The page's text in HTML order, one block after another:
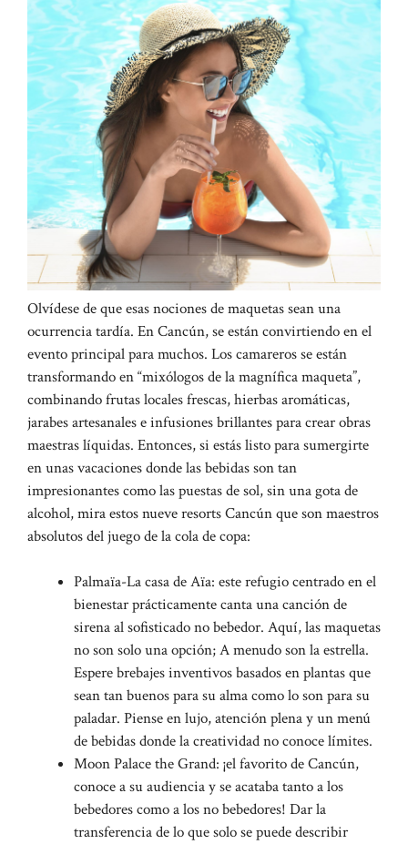
Olvídese de que esas nociones de maquetas sean una
ocurrencia tardía. En Cancún, se están convirtiendo en el
evento principal para muchos. Los camareros se están
transformando en “mixólogos de la magnífica maqueta”,
combinando frutas locales frescas, hierbas aromáticas,
jarabes artesanales e infusiones brillantes para crear obras
maestras líquidas. Entonces, si estás listo para sumergirte
en unas vacaciones donde las bebidas son tan
impresionantes como las puestas de sol, sin una gota de
alcohol, mira estos nueve resorts Cancún que son maestros
absolutos del juego de la cola de copa:
Palmaïa-La casa de Aïa: este refugio centrado en el
bienestar prácticamente canta una canción de
sirena al sofisticado no bebedor. Aquí, las maquetas
no son solo una opción; A menudo son la estrella.
Espere brebajes inventivos basados ​​en plantas que
sean tan buenos para su alma como lo son para su
paladar. Piense en lujo, atención plena y un menú
de bebidas donde la creatividad no conoce límites.
Moon Palace the Grand: ¡el favorito de Cancún,
conoce a su audiencia y se acataba tanto a los
bebedores como a los no bebedores! Dar la
transferencia de lo que solo se puede describir